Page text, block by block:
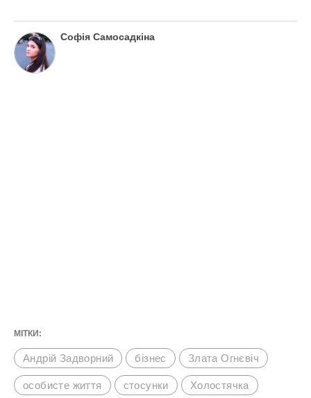
Софія Самосадкіна
МІТКИ:
Андрій Задворний бізнес Злата Огнєвіч
особисте життя стосунки Холостячка